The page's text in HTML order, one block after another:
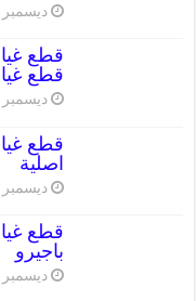
ديسمبر 1, 2023
قطع
ديسمبر 1, 2023
اصلية
ديسمبر 1, 2023
باجيرو
ديسمبر 1, 2023